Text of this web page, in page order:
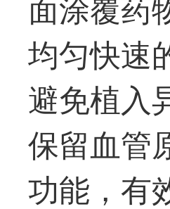
均匀快速
避免植入
保留血管
功能，有